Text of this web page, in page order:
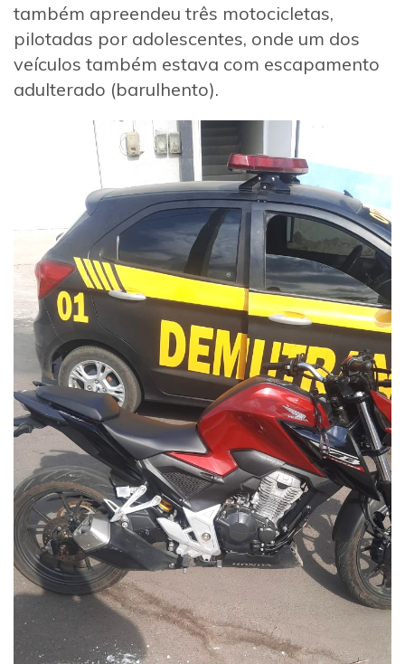
também apreendeu três motocicletas,
pilotadas por adolescentes, onde um dos
veículos também estava com escapamento
adulterado (barulhento).